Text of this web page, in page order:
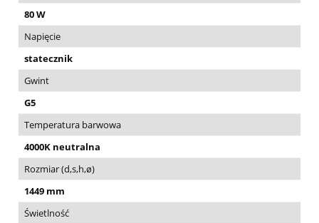
80 W
Napięcie
statecznik
Gwint
G5
Temperatura barwowa
4000K neutralna
Rozmiar (d,s,h,ø)
1449 mm
Świetlność